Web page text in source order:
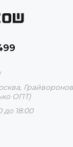
,
ОПТ)
до 18:00